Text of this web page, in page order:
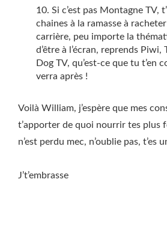
Si c’est pas Montagne TV,
chaines à la ramasse à
carrière, peu importe la
d’être à l’écran, reprends
Dog TV, qu’est-ce que tu t’en
verra après !
Voilà William, j’espère que mes
t’apporter de quoi nourrir tes plus
n’est perdu mec, n’oublie pas, t’es
J’t’embrasse